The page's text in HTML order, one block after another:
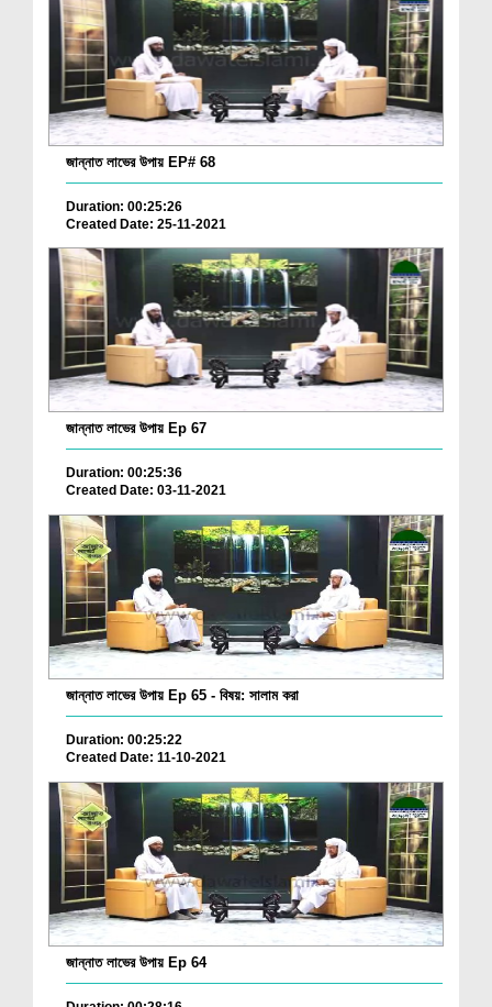
জান্নাত লাভের উপায় EP# 68
Duration: 00:25:26
Created Date: 25-11-2021
জান্নাত লাভের উপায় Ep 67
Duration: 00:25:36
Created Date: 03-11-2021
জান্নাত লাভের উপায় Ep 65 - বিষয়: সালাম করা
Duration: 00:25:22
Created Date: 11-10-2021
জান্নাত লাভের উপায় Ep 64